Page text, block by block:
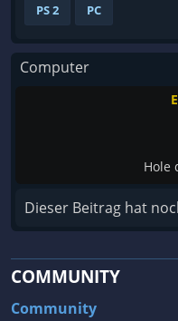
PS 2 PC
Computer
Hole
Dieser Beitrag hat
COMMUNITY
Community